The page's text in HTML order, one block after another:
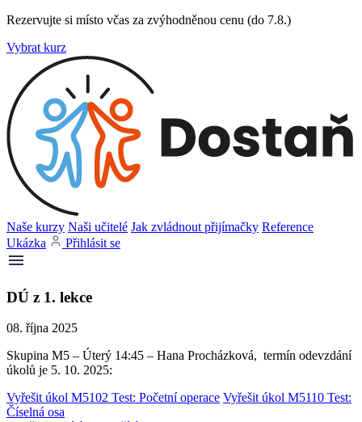
Rezervujte si místo včas za zvýhodněnou cenu (do 7.8.)
Vybrat kurz
Naše kurzy Naši učitelé Jak zvládnout přijímačky Reference
Ukázka
Přihlásit se
DÚ z 1. lekce
08. října 2025
Skupina M5 – Úterý 14:45 – Hana Procházková, termín odevzdání
úkolů je 5. 10. 2025:
Vyřešit úkol M5102 Test: Početní operace Vyřešit úkol M5110 Test:
Číselná osa